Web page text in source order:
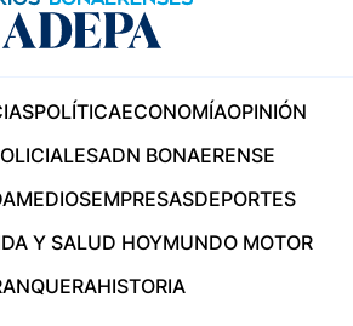
POLÍTICAECONOMÍAOPINIÓN
ADN BONAERENSE
MEDIOSEMPRESASDEPORTES
Y SALUD HOYMUNDO MOTOR
HISTORIA